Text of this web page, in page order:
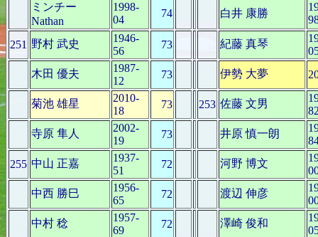
ミンチー
Nathan
1998-
04
74 白井 康勝
251 野村 武史
1946-
56
73 紀藤 真琴
木田 優夫
1987-
12
73 伊勢 大夢
菊池 雄星
2010-
18
73 253 佐藤 文男
寺原 隼人
2002-
19
73 井原 慎一朗
255 中山 正嘉
1937-
51
72 河野 博文
中西 勝巳
1956-
65
72 渡辺 伸彦
中村 稔
1957-
69
72 澤崎 俊和